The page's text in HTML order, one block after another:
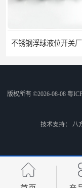
不锈钢浮球液位开关
浮球开关原理-液位开
版权所有 ©2026-08-08 粤
技术支持： 八